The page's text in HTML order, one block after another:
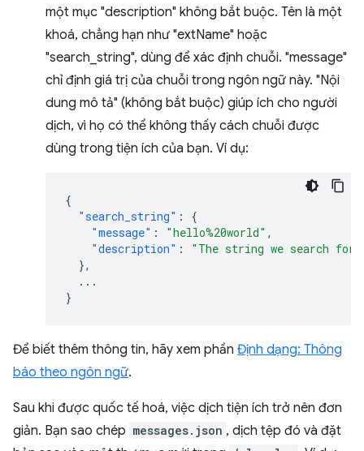
một mục "description" không bắt buộc. Tên là một
khoá, chẳng hạn như "extName" hoặc
"search_string", dùng để xác định chuỗi. "message"
chỉ định giá trị của chuỗi trong ngôn ngữ này. "Nội
dung mô tả" (không bắt buộc) giúp ích cho người
dịch, vì họ có thể không thấy cách chuỗi được
dùng trong tiện ích của bạn. Ví dụ:
{
"search_string" :
{
"message" : "hello%20world" ,
"description" :
"The string we search for.
},
...
}
Để biết thêm thông tin, hãy xem phần Định dạng: Thông
báo theo ngôn ngữ.
Sau khi được quốc tế hoá, việc dịch tiện ích trở nên đơn
giản. Bạn sao chép messages.json , dịch tệp đó và đặt